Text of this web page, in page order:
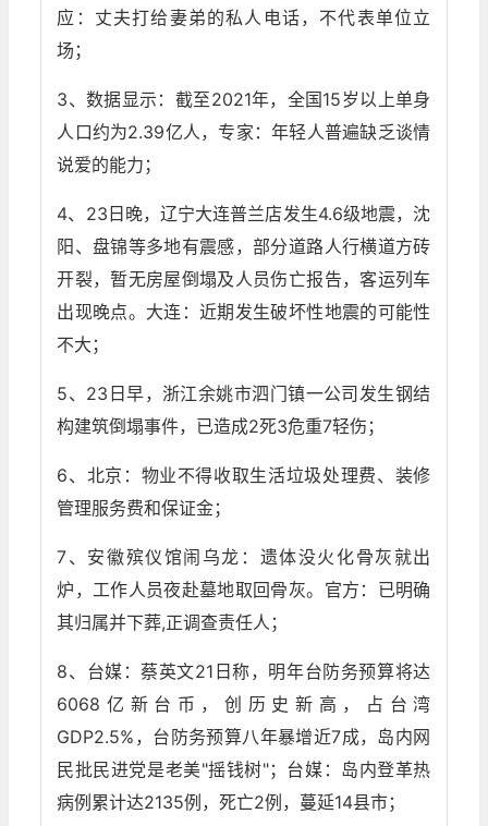
应：丈夫打给妻弟的私人电话，不代表单位立
场；
3、数据显示：截至2021年，全国15岁以上单身
人口约为2.39亿人，专家：年轻人普遍缺乏谈情
说爱的能力；
4、23日晚，辽宁大连普兰店发生4.6级地震，沈
阳、盘锦等多地有震感，部分道路人行横道方砖
开裂，暂无房屋倒塌及人员伤亡报告，客运列车
出现晚点。大连：近期发生破坏性地震的可能性
不大；
5、23日早，浙江余姚市泗门镇一公司发生钢结
构建筑倒塌事件，已造成2死3危重7轻伤；
6、北京：物业不得收取生活垃圾处理费、装修
管理服务费和保证金；
7、安徽殡仪馆闹乌龙：遗体没火化骨灰就出
炉，工作人员夜赴墓地取回骨灰。官方：已明确
其归属并下葬,正调查责任人；
8、台媒：蔡英文21日称，明年台防务预算将达
6068亿新台币，创历史新高，占台湾
GDP2.5%，台防务预算八年暴增近7成，岛内网
民批民进党是老美"摇钱树"；台媒：岛内登革热
病例累计达2135例，死亡2例，蔓延14县市；